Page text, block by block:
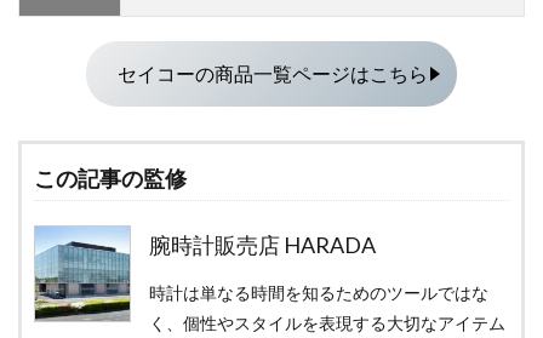
セイコーの商品一覧ページはこちら
この記事の監修
腕時計販売店 HARADA
時計は単なる時間を知るためのツールではな
く、個性やスタイルを表現する大切なアイテム